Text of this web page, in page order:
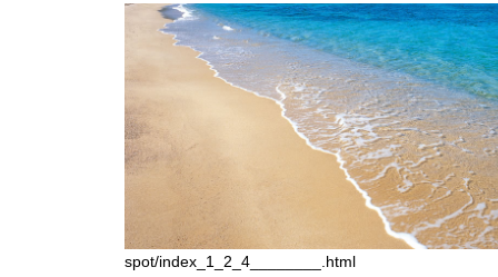
spot/index_1_2_4________.html